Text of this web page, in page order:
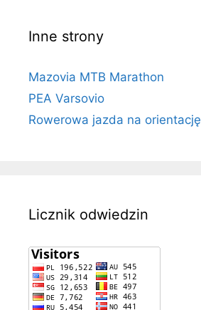
Inne strony
Mazovia MTB Marathon
PEA Varsovio
Rowerowa jazda na orientację
Licznik odwiedzin